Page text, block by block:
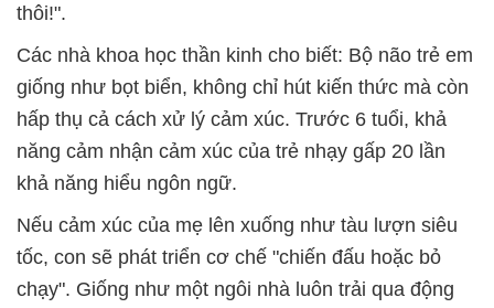
thôi!".
Các nhà khoa học thần kinh cho biết: Bộ não trẻ em
giống như bọt biển, không chỉ hút kiến thức mà còn
hấp thụ cả cách xử lý cảm xúc. Trước 6 tuổi, khả
năng cảm nhận cảm xúc của trẻ nhạy gấp 20 lần
khả năng hiểu ngôn ngữ.
Nếu cảm xúc của mẹ lên xuống như tàu lượn siêu
tốc, con sẽ phát triển cơ chế "chiến đấu hoặc bỏ
chạy". Giống như một ngôi nhà luôn trải qua động